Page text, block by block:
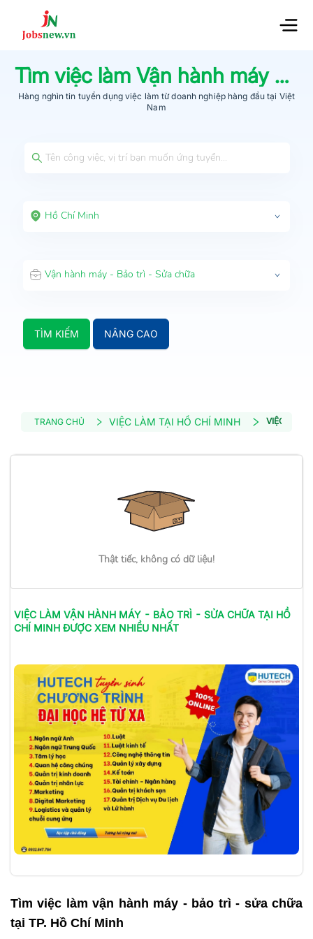
Tìm việc làmVận hành máy - Bảo trì - Sửa chữa
Hàng nghìn tin tuyển dụng việc làm từdoanh nghiệp hàng đầu tại Việt
Nam
Hồ Chí Minh
Vận hành máy - Bảo trì - Sửa chữa
TÌM KIẾM NÂNG CAO
TRANG CHỦ VIỆC LÀM TẠI HỒ CHÍ MINH VIỆC LÀM
Thật tiếc, không có dữ liệu!
VIỆC LÀM VẬN HÀNH MÁY - BẢO TRÌ - SỬA CHỮA TẠI HỒ
CHÍ MINH ĐƯỢC XEM NHIỀU NHẤT
Tìm việc làm vận hành máy - bảo trì - sửa chữa
tại TP. Hồ Chí Minh